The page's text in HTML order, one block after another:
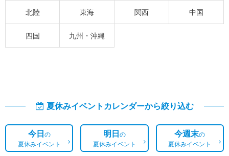
北陸 東海 関西 中国
四国 九州・沖縄
夏休みイベントカレンダーから絞り込む
今日の
夏休みイベント
明日の
夏休みイベント
今週末の
夏休みイベント